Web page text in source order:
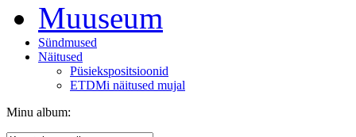
Muuseum
Sündmused
Näitused
Püsiekspositsioonid
ETDMi näitused mujal
Minu album: